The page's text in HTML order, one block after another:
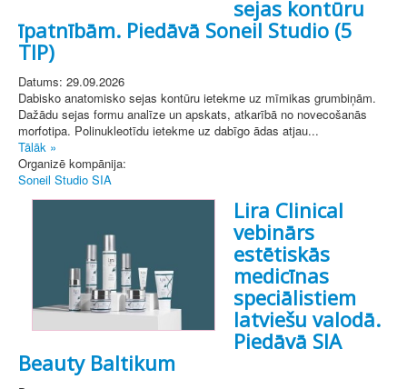
sejas kontūru
īpatnībām. Piedāvā Soneil Studio (5
TIP)
Datums: 29.09.2026
Dabisko anatomisko sejas kontūru ietekme uz mīmikas grumbiņām.
Dažādu sejas formu analīze un apskats, atkarībā no novecošanās
morfotipa. Polinukleotīdu ietekme uz dabīgo ādas atjau...
Tālāk »
Organizē kompānija:
Soneil Studio SIA
Lira Clinical
vebinārs
estētiskās
medicīnas
speciālistiem
latviešu valodā.
Piedāvā SIA
Beauty Baltikum